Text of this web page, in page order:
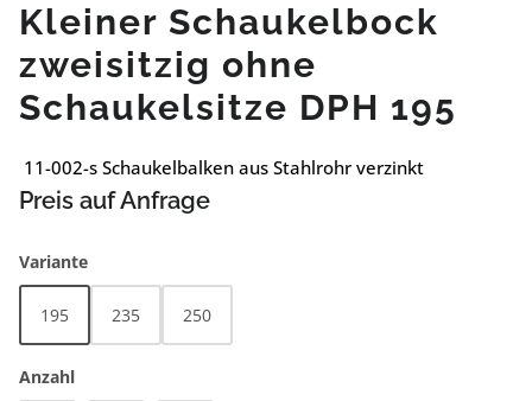
Kleiner Schaukelbock
zweisitzig ohne
Schaukelsitze DPH 195
11-002-s Schaukelbalken aus Stahlrohr verzinkt
Preis auf Anfrage
Varianteauswählen
195 235 250
Anzahl